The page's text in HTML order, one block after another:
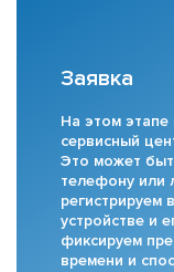
Заявка
На этом
сервисный
Это может
телефону
устройстве и
фиксируем
времени и